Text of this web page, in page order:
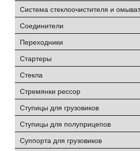
Система стеклоочистителя и
Соединители
Переходники
Стартеры
Стекла
Стремянки рессор
Ступицы для грузовиков
Ступицы для полуприцепов
Суппорта для грузовиков